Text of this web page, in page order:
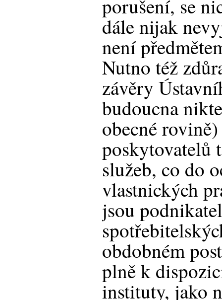
porušení, se
dále nijak
není
Nutno též
závěry
budoucna
obecné
poskytovatelů
služeb, co do
vlastnických
jsou
obdobném
plně k
instituty, jako